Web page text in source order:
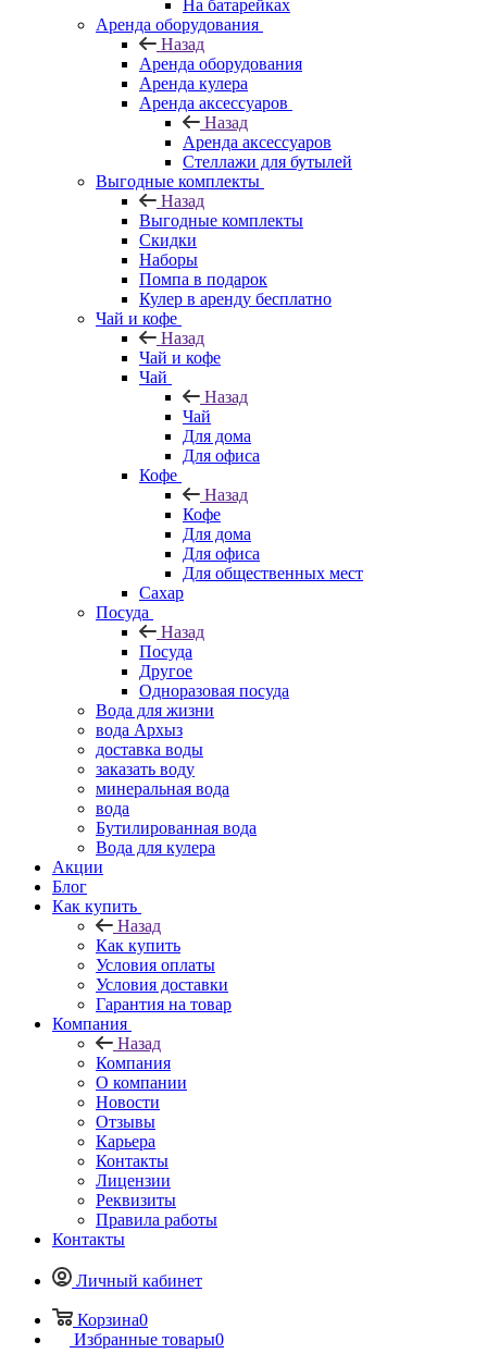
На батарейках
Аренда оборудования
Назад
Аренда оборудования
Аренда кулера
Аренда аксессуаров
Назад
Аренда аксессуаров
Стеллажи для бутылей
Выгодные комплекты
Назад
Выгодные комплекты
Скидки
Наборы
Помпа в подарок
Кулер в аренду бесплатно
Чай и кофе
Назад
Чай и кофе
Чай
Назад
Чай
Для дома
Для офиса
Кофе
Назад
Кофе
Для дома
Для офиса
Для общественных мест
Сахар
Посуда
Назад
Посуда
Другое
Одноразовая посуда
Вода для жизни
вода Архыз
доставка воды
заказать воду
минеральная вода
вода
Бутилированная вода
Вода для кулера
Акции
Блог
Как купить
Назад
Как купить
Условия оплаты
Условия доставки
Гарантия на товар
Компания
Назад
Компания
О компании
Новости
Отзывы
Карьера
Контакты
Лицензии
Реквизиты
Правила работы
Контакты
Личный кабинет
Корзина0
Избранные товары0